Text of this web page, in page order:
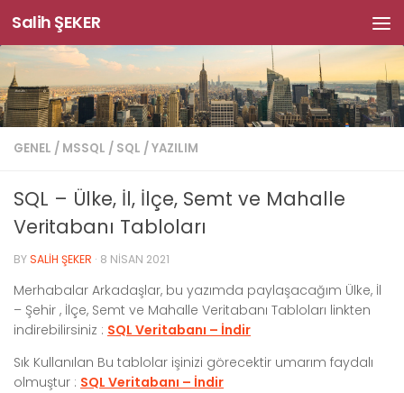
Skip to content
Salih ŞEKER
GENEL / MSSQL / SQL /YAZILIM
SQL – Ülke, İl, İlçe, Semt ve Mahalle
Veritabanı Tabloları
BYSALIH ŞEKER · 8 NISAN 2021
Merhabalar Arkadaşlar, bu yazımda paylaşacağım Ülke, İl
– Şehir , İlçe, Semt ve Mahalle Veritabanı Tabloları linkten
indirebilirsiniz : SQL Veritabanı – İndir
Sık Kullanılan Bu tablolar işinizi görecektir umarım faydalı
olmuştur : SQL Veritabanı – İndir